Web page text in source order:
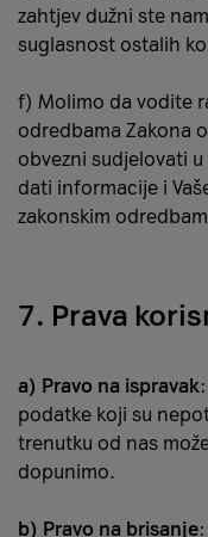
zahtjev dužni ste
suglasnost ostalih
f) Molimo da vodite
odredbama Zakona
obvezni sudjelovati
dati informacije i
zakonskim
7. Prava
a) Pravo na ispravak
podatke koji su
trenutku od nas
dopunimo.
b) Pravo na brisanje